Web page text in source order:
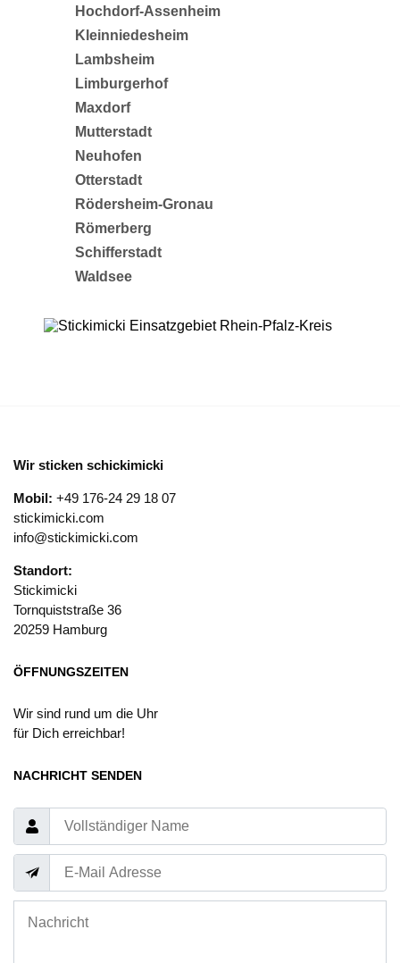
Hochdorf-Assenheim
Kleinniedesheim
Lambsheim
Limburgerhof
Maxdorf
Mutterstadt
Neuhofen
Otterstadt
Rödersheim-Gronau
Römerberg
Schifferstadt
Waldsee
Wir sticken schickimicki
Mobil: +49 176-24 29 18 07
stickimicki.com
info@stickimicki.com
Standort:
Stickimicki
Tornquiststraße 36
20259 Hamburg
ÖFFNUNGSZEITEN
Wir sind rund um die Uhr
für Dich erreichbar!
NACHRICHT SENDEN